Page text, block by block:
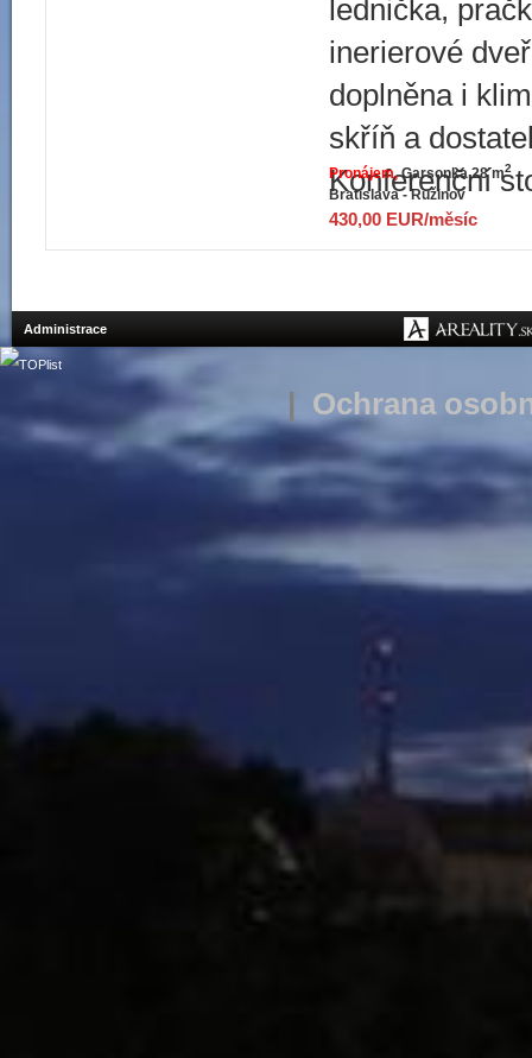
lednička,
inerierové
doplněna i
skříň a
Konferenční
Pronájem Garsonka 28 m2
Bratislava - Ružinov
430,00 EUR/měsíc
Administrace
| Ochrana